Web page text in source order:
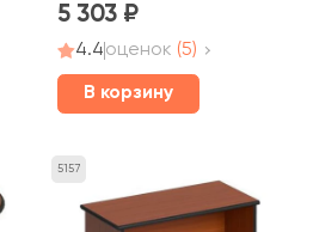
5 303
4.4оценок (5)
В корзину
5157